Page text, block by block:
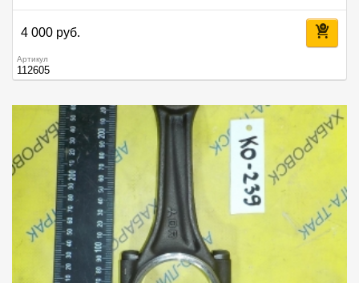
4 000 руб.
Артикул
112605